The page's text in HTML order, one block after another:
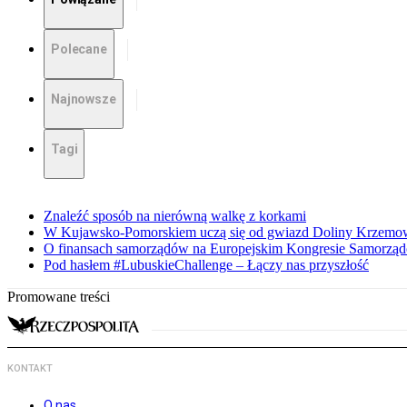
Polecane
Najnowsze
Tagi
Znaleźć sposób na nierówną walkę z korkami
W Kujawsko-Pomorskiem uczą się od gwiazd Doliny
O finansach samorządów na Europejskim Kongresie
Pod hasłem #LubuskieChallenge – Łączy nas przyszłość
Promowane treści
KONTAKT